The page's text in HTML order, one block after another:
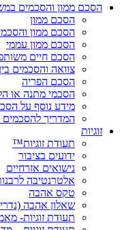
הסכם ממון והסכמים
הסכם ממון
הסכם ממון
הסכם ממון עממי
הסכם חיים
צוואה והסכמים
הסכם הפריה
הסכמי מתנה או
מידע נוסף על
המדריך
זוגיות
תעודת זוגיות™
ידועים בציבור
נישואים אזרחיים
אלטרנטיבה
טקס אהבה
שאלון אהבה (נדרי
תעודת זוגיות-